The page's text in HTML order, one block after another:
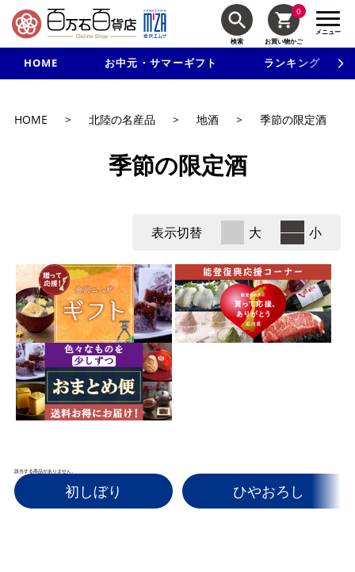
検索
0
お買い物かご
メニュー
HOME お中元・サマーギフト ランキング
新規入会で3千円以上で使える500円クーポンを進呈！
HOME > 北陸の名産品 > 地酒 > 季節の限定酒
季節の限定酒
初しぼり ひやおろし
表示切替 大 小
該当する商品がありません。